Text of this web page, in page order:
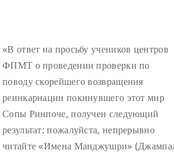
«В ответ на просьбу учеников центров
ФПМТ о проведении проверки по
поводу скорейшего возвращения
реинкарнации покинувшего этот мир
Сопы Ринпоче, получен следующий
результат: пожалуйста, непрерывно
читайте «Имена Манджушри»